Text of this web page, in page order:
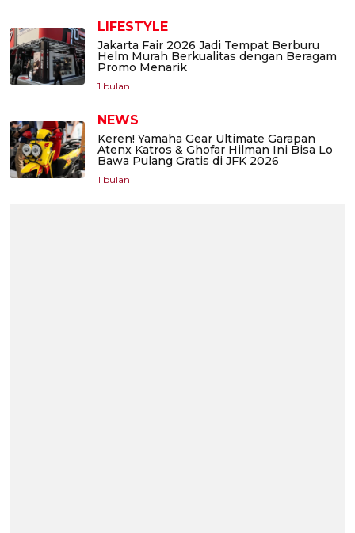
LIFESTYLE
Jakarta Fair 2026 Jadi Tempat Berburu
Helm Murah Berkualitas dengan Beragam
Promo Menarik
1 bulan
NEWS
Keren! Yamaha Gear Ultimate Garapan
Atenx Katros & Ghofar Hilman Ini Bisa Lo
Bawa Pulang Gratis di JFK 2026
1 bulan